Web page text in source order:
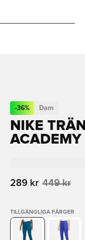
-36% Dam
NIKE
ACADEMY
289 kr 449 kr
TILLGÄNGLIGA FÄRGER